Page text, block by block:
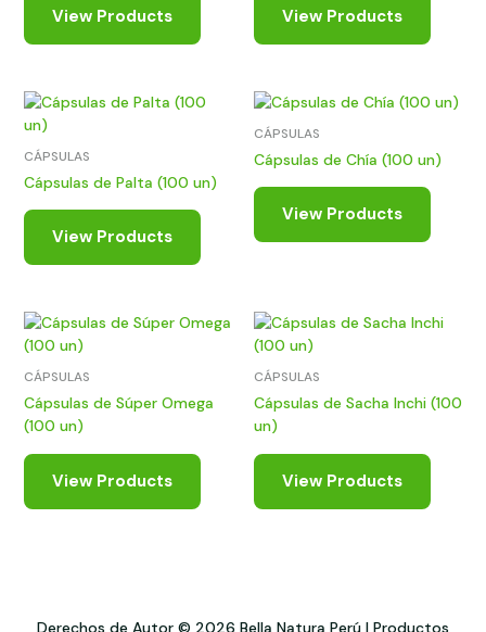
View Products View Products
CÁPSULAS
Cápsulas de Palta (100 un)
View Products
CÁPSULAS
Cápsulas de Chía (100 un)
View Products
CÁPSULAS
Cápsulas de Súper Omega
(100 un)
View Products
CÁPSULAS
Cápsulas de Sacha Inchi (100
un)
View Products
Derechos de Autor © 2026 Bella Natura Perú | Productos